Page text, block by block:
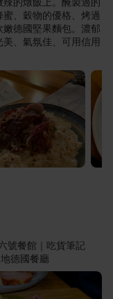
、穀物的優格、烤過
德國堅果麵包。濃郁
、氣氛佳、可用信用
號餐館｜吃貨筆記
德國餐廳